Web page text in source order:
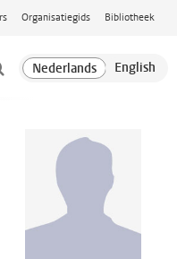
Organisatiegids Bibliotheek